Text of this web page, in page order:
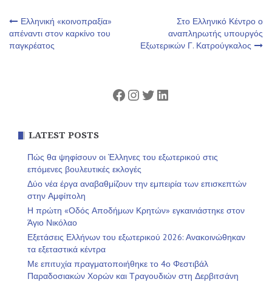
Πλοήγηση
άρθρων
Ελληνική «κοινοπραξία»
απέναντι στον καρκίνο του
παγκρέατος
Στο Ελληνικό Κέντρο ο
αναπληρωτής υπουργός
Εξωτερικών Γ. Κατρούγκαλος
Facebook
Instagram
Twitter
Linkedin
LATEST POSTS
Πώς θα ψηφίσουν οι Έλληνες του εξωτερικού στις
επόμενες βουλευτικές εκλογές
Δύο νέα έργα αναβαθμίζουν την εμπειρία των επισκεπτών
στην Αμφίπολη
Η πρώτη «Οδός Αποδήμων Κρητών» εγκαινιάστηκε στον
Άγιο Νικόλαο
Εξετάσεις Ελλήνων του εξωτερικού 2026: Ανακοινώθηκαν
τα εξεταστικά κέντρα
Με επιτυχία πραγματοποιήθηκε το 4ο Φεστιβάλ
Παραδοσιακών Χορών και Τραγουδιών στη Δερβιτσάνη